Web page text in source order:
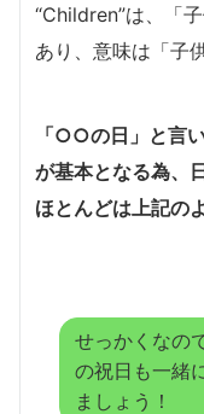
“Children”は、「
あり、意味は「子
「○○の日」と言
が基本となる為、
ほとんどは上記の
せっかくなの
の祝日も一緒
ましょう！